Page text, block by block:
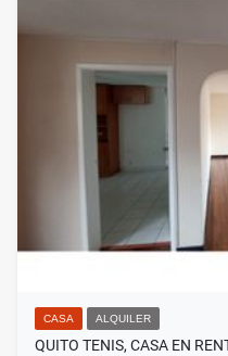
CASA ALQUILER
QUITO TENIS, CASA EN